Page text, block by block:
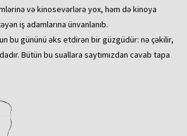
və kinosevərlərə yox, həm də kinoya
iş adamlarına ünvanlanıb.
bu gününü əks etdirən bir güzgüdür: nə çəkilir,
Bütün bu suallara saytımızdan cavab tapa